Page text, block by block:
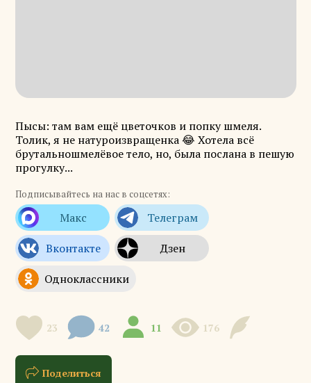
Пысы: там вам ещё цветочков и попку шмеля.
Толик, я не натуроизвращенка 😂 Хотела всё
брутальношмелёвое тело, но, была послана в пешую
прогулку...
Подписывайтесь на нас в соцсетях:
23 42 11 176
Поделиться